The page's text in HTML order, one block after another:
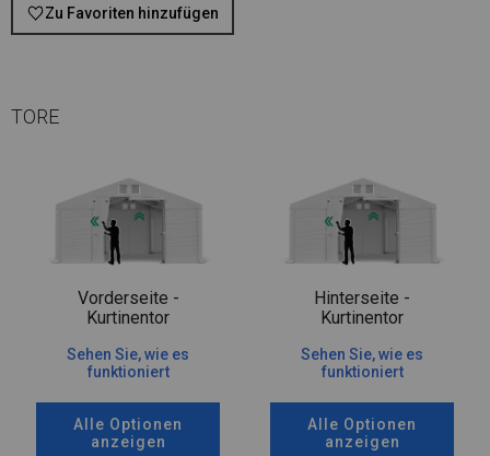
Zu Favoriten hinzufügen
TORE
Vorderseite -
Kurtinentor
Sehen Sie, wie es
funktioniert
Alle Optionen
anzeigen
Hinterseite -
Kurtinentor
Sehen Sie, wie es
funktioniert
Alle Optionen
anzeigen